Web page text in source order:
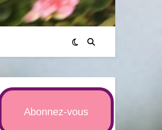
Abonnez-vous